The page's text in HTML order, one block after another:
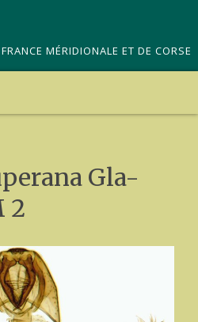
MÉRIDIONALE ET DE CORSE
Gla-
2